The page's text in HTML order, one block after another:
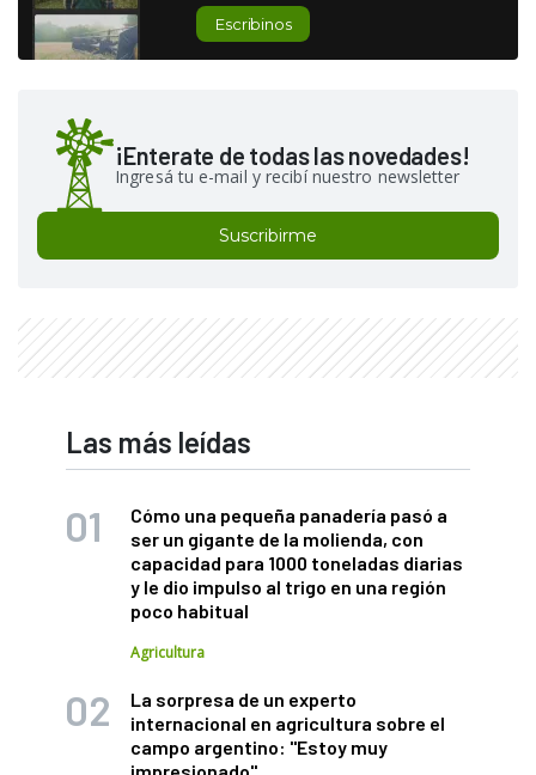
Escribinos
¡Enterate de todas las novedades!
Ingresá tu e-mail y recibí nuestro newsletter
Suscribirme
Las más leídas
Cómo una pequeña panadería pasó a
ser un gigante de la molienda, con
capacidad para 1000 toneladas diarias
y le dio impulso al trigo en una región
poco habitual
Agricultura
La sorpresa de un experto
internacional en agricultura sobre el
campo argentino: "Estoy muy